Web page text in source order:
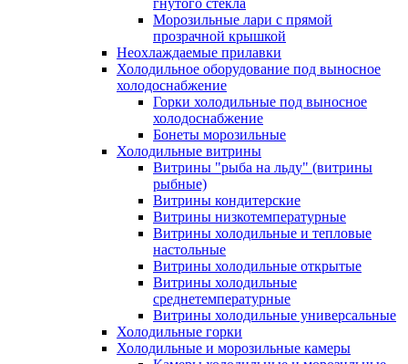
гнутого стекла
Морозильные лари с прямой
прозрачной крышкой
Неохлаждаемые прилавки
Холодильное оборудование под выносное
холодоснабжение
Горки холодильные под выносное
холодоснабжение
Бонеты морозильные
Холодильные витрины
Витрины "рыба на льду" (витрины
рыбные)
Витрины кондитерские
Витрины низкотемпературные
Витрины холодильные и тепловые
настольные
Витрины холодильные открытые
Витрины холодильные
среднетемпературные
Витрины холодильные универсальные
Холодильные горки
Холодильные и морозильные камеры